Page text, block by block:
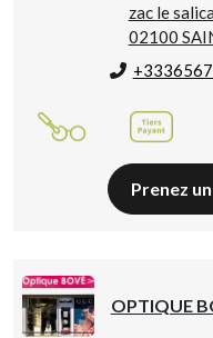
zac le
02100
Prenez
OPTIQUE